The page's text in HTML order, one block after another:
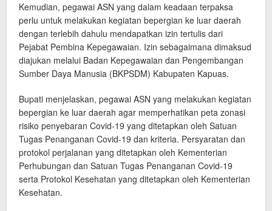
Kemudian, pegawai ASN yang dalam keadaan terpaksa
perlu untuk melakukan kegiatan bepergian ke luar daerah
dengan terlebih dahulu mendapatkan izin tertulis dari
Pejabat Pembina Kepegawaian. Izin sebagaimana dimaksud
diajukan melalui Badan Kepegawaian dan Pengembangan
Sumber Daya Manusia (BKPSDM) Kabupaten Kapuas.
Bupati menjelaskan, pegawai ASN yang melakukan kegiatan
bepergian ke luar daerah agar memperhatikan peta zonasi
risiko penyebaran Covid-19 yang ditetapkan oleh Satuan
Tugas Penanganan Covid-19 dan kriteria. Persyaratan dan
protokol perjalanan yang ditetapkan oleh Kementerian
Perhubungan dan Satuan Tugas Penanganan Covid-19
serta Protokol Kesehatan yang ditetapkan oleh Kementerian
Kesehatan.